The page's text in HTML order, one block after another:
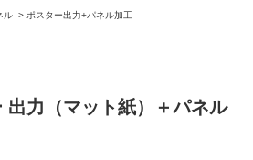
ル > ポスター出力+パネル加工
出力（マット紙）＋パネル